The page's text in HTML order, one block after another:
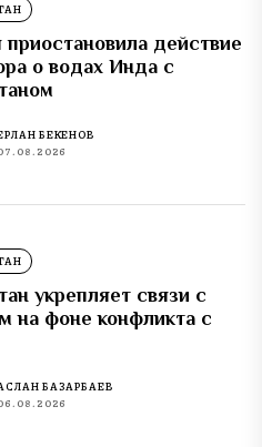
действие
о водах Инда с
БЕКЕНОВ
укрепляет связи с
на фоне конфликта с
БАЗАРБАЕВ